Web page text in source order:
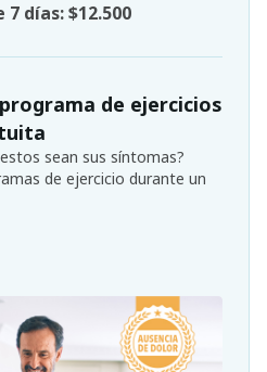
7 días: $12.500
de ejercicios
sean sus síntomas?
de ejercicio durante un